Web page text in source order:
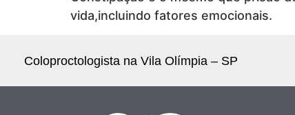
vida,incluindo fatores emocionais.
Coloproctologista na Vila Olímpia – SP